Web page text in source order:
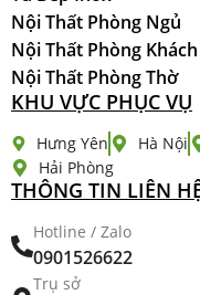
Nội Thất Phòng Ngủ
Nội Thất Phòng Khách
Nội Thất Phòng Thờ
KHU VỰC PHỤC VỤ
Hưng Yên Hà Nội
Hải Phòng
THÔNG TIN LIÊN
Hotline / Zalo
0901526622
Trụ sở